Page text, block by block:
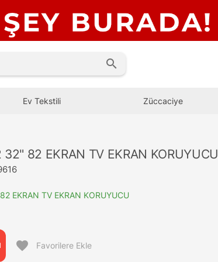
search
Ev Tekstili Züccaciye
32" 82 EKRAN TV EKRAN KORUYUCU
EKRAN TV EKRAN KORUYUCU
favorite Favorilere Ekle